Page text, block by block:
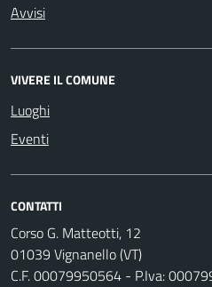
Avvisi
VIVERE IL COMUNE
Luoghi
Eventi
CONTATTI
Corso G. Matteotti, 12
01039 Vignanello (VT)
C.F. 00079950564 - P.Iva: